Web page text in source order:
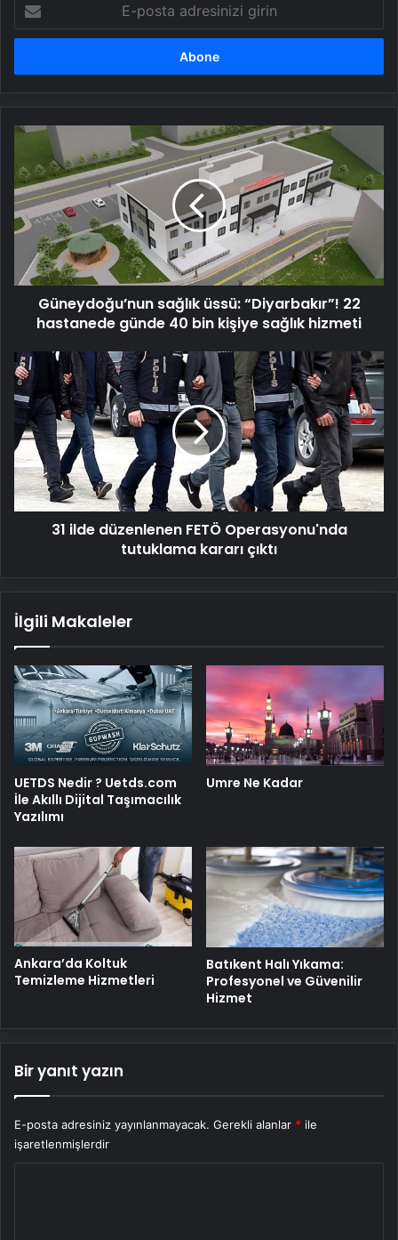
posta
adresinizi
Güneydoğu’nun
üssü:
“Diyarbakır”!
22
hastanede
günde
bin
kişiye
sağlık
Güneydoğu’nun sağlık üssü: “Diyarbakır”! 22
hastanede günde 40 bin kişiye sağlık hizmeti
31
ilde
düzenlenen
Operasyonu'nda
tutuklama
kararı
çıktı
31 ilde düzenlenen FETÖ Operasyonu'nda
tutuklama kararı çıktı
İlgili Makaleler
UETDS Nedir ? Uetds.com
İle Akıllı Dijital Taşımacılık
Yazılımı
Umre Ne Kadar
Ankara’da Koltuk
Temizleme Hizmetleri
Batıkent Halı Yıkama:
Profesyonel ve Güvenilir
Hizmet
Bir yanıt yazın
E-posta adresiniz yayınlanmayacak. Gerekli alanlar * ile
işaretlenmişlerdir